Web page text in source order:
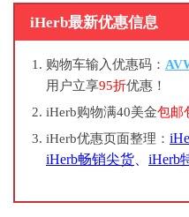
iHerb最新优惠信息
购物车输入优惠码：
用户立享95折优惠！
iHerb购物满40美金包邮
iHerb优惠页面整理：
iHerb畅销尖货
iHerb